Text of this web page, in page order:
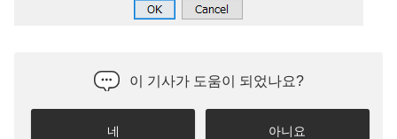
이 기사가 도움이 되었나요?
네 아니요